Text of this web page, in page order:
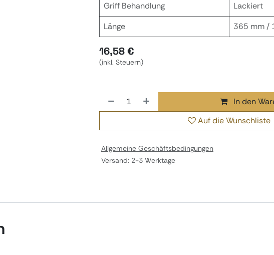
Griff Behandlung
Lackiert
Länge
365 mm /
16,58€
(inkl. Steuern)
In den
Auf die Wunschliste
Allgemeine Geschäftsbedingungen
Versand: 2-3 Werktage